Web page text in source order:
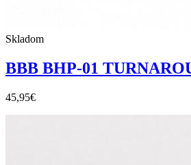
Skladom
BBB BHP-01
45,95€